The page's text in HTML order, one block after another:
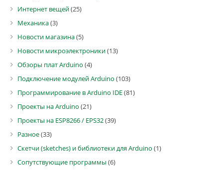
Интернет вещей(25)
Механика(3)
Новости магазина(5)
Новости микроэлектроники(13)
Обзоры плат Arduino (4)
Подключение модулей Arduino (103)
Программирование в Arduino IDE(81)
Проекты на Arduino (21)
Проекты на ESP8266 / EPS32(39)
Разное(33)
Скетчи (sketches) и библиотеки для Arduino (1)
Сопутствующие программы (6)